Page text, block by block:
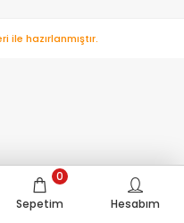
Sepetim
0
Hesabım
hazırlanmıştır.